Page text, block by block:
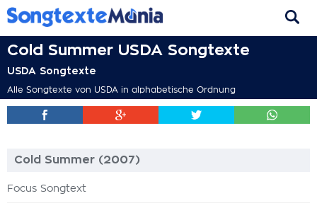
Cold Summer USDA Songtexte
USDA Songtexte
Alle Songtexte von USDA in alphabetische Ordnung
Cold Summer (2007)
Focus Songtext